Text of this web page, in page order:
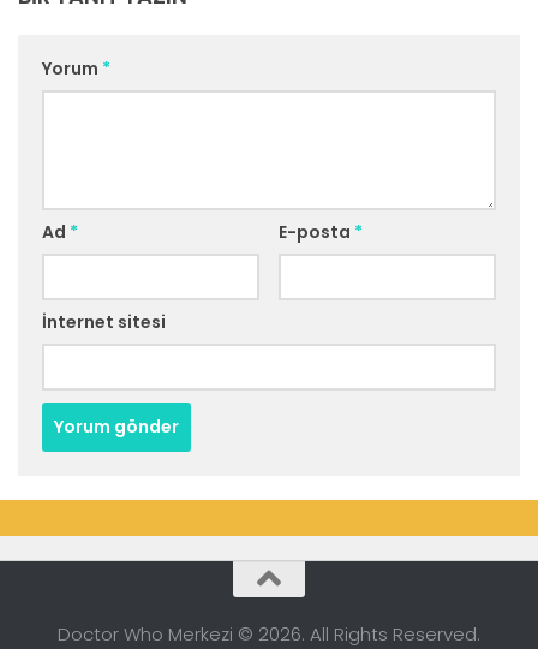
Yorum *
Ad * E-posta *
İnternet sitesi
Doctor Who Merkezi © 2026. All Rights Reserved.